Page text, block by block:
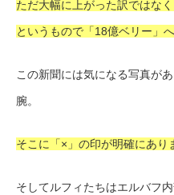
ただ大幅に上がった訳ではな
というもので「18億ベリー」
この新聞には気になる写真が
腕。
そこに「×」の印が明確にあり
そしてルフィたちはエルバフ